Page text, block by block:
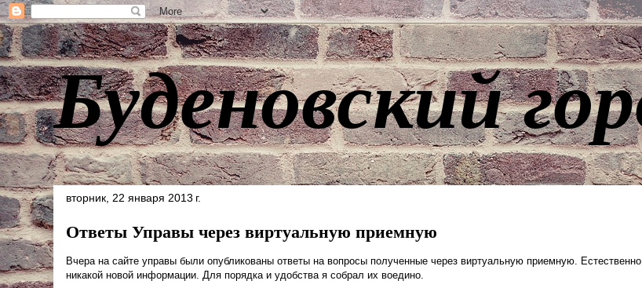
Буденовский
вторник, 22 января 2013 г.
Ответы Управы через виртуальную приемную
Вчера на сайте управы были опубликованы ответы на вопросы полученные через виртуальную приемную.
никакой новой информации. Для порядка и удобства я собрал их воедино.